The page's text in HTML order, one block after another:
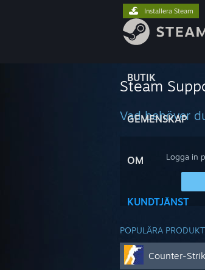
BUTIK
GEMENSKAP
OM
KUNDTJÄNST
Installera Steam
Steam
Vad behöver
Logga in
POPULÄRA
Counter-